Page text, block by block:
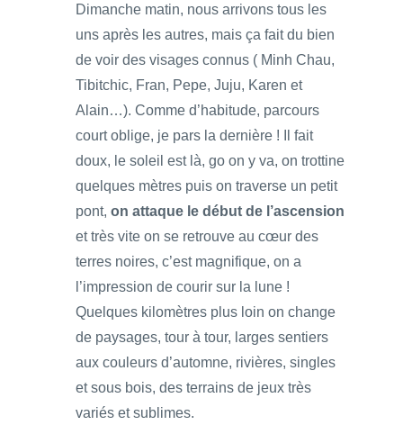
Dimanche matin, nous arrivons tous les
uns après les autres, mais ça fait du bien
de voir des visages connus ( Minh Chau,
Tibitchic, Fran, Pepe, Juju, Karen et
Alain…). Comme d’habitude, parcours
court oblige, je pars la dernière ! Il fait
doux, le soleil est là, go on y va, on trottine
quelques mètres puis on traverse un petit
pont, on attaque le début de l’ascension
et très vite on se retrouve au cœur des
terres noires, c’est magnifique, on a
l’impression de courir sur la lune !
Quelques kilomètres plus loin on change
de paysages, tour à tour, larges sentiers
aux couleurs d’automne, rivières, singles
et sous bois, des terrains de jeux très
variés et sublimes.